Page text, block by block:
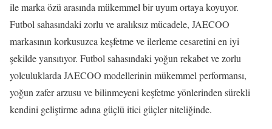
ile marka özü arasında mükemmel bir uyum ortaya koyuyor.
Futbol sahasındaki zorlu ve aralıksız mücadele, JAECOO
markasının korkusuzca keşfetme ve ilerleme cesaretini en iyi
şekilde yansıtıyor. Futbol sahasındaki yoğun rekabet ve zorlu
yolculuklarda JAECOO modellerinin mükemmel performansı,
yoğun zafer arzusu ve bilinmeyeni keşfetme yönlerinden sürekli
kendini geliştirme adına güçlü itici güçler niteliğinde.